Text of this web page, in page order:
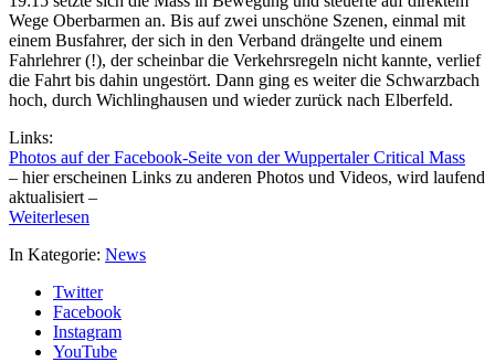
Wege Oberbarmen an. Bis auf zwei unschöne Szenen, einmal mit
einem Busfahrer, der sich in den Verband drängelte und einem
Fahrlehrer (!), der scheinbar die Verkehrsregeln nicht kannte, verlief
die Fahrt bis dahin ungestört. Dann ging es weiter die Schwarzbach
hoch, durch Wichlinghausen und wieder zurück nach Elberfeld.
Links:
Photos auf der Facebook-Seite von der Wuppertaler Critical Mass
– hier erscheinen Links zu anderen Photos und Videos, wird laufend
aktualisiert –
Weiterlesen
In Kategorie: News
Twitter
Facebook
Instagram
YouTube